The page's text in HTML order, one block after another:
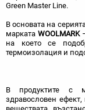
Green Master Line.
В основата на
марката WOOLMARK
на което се
термоизолация и
В продуктите с
здравословен